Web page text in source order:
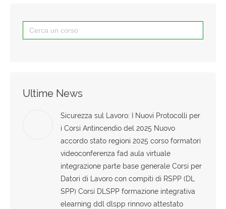
Search
for:
Ultime News
Sicurezza sul Lavoro: I Nuovi Protocolli per
i Corsi Antincendio del 2025 Nuovo
accordo stato regioni 2025 corso formatori
videoconferenza fad aula virtuale
integrazione parte base generale Corsi per
Datori di Lavoro con compiti di RSPP (DL
SPP) Corsi DLSPP formazione integrativa
elearning ddl dlspp rinnovo attestato